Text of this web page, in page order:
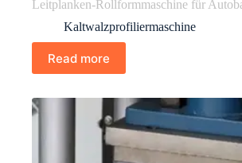
Leitplanken-Rollformmaschine für
Kaltwalzprofiliermaschine
Read more